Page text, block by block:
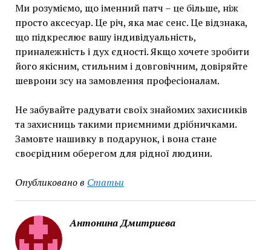
Ми розуміємо, що іменний патч – це більше, ніж
просто аксесуар. Це річ, яка має сенс. Це відзнака,
що підкреслює вашу індивідуальність,
приналежність і дух єдності. Якщо хочете зробити
його якісним, стильним і довговічним, довіряйте
шеврони зсу на замовлення професіоналам.
Не забувайте радувати своїх знайомих захисників
та захисниць такими приємними дрібничками.
Замовте нашивку в подарунок, і вона стане
своєрідним оберегом для рідної людини.
Опубликовано в Статьи
Антонина Дмитриева